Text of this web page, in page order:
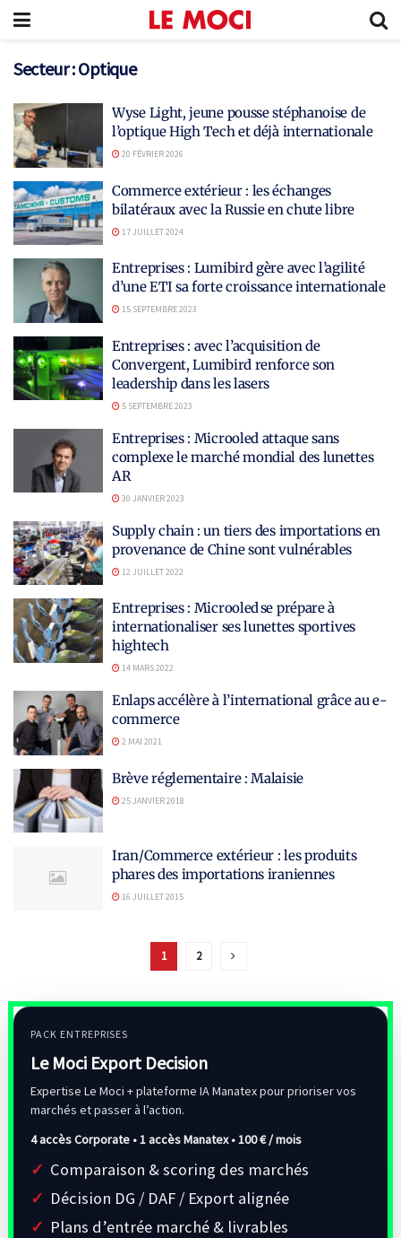
Secteur :Optique
Wyse Light, jeune pousse stéphanoise de
l’optique High Tech et déjà internationale
20 FÉVRIER 2026
Commerce extérieur : les échanges
bilatéraux avec la Russie en chute libre
17 JUILLET 2024
Entreprises : Lumibird gère avec l’agilité
d’une ETI sa forte croissance internationale
15 SEPTEMBRE 2023
Entreprises : avec l’acquisition de
Convergent, Lumibird renforce son
leadership dans les lasers
5 SEPTEMBRE 2023
Entreprises : Microoled attaque sans
complexe le marché mondial des lunettes
AR
30 JANVIER 2023
Supply chain : un tiers des importations en
provenance de Chine sont vulnérables
12 JUILLET 2022
Entreprises : Microoled se prépare à
internationaliser ses lunettes sportives
hightech
14 MARS 2022
Enlaps accélère à l’international grâce au e-
commerce
2 MAI 2021
Brève réglementaire : Malaisie
25 JANVIER 2018
Iran/Commerce extérieur : les produits
phares des importations iraniennes
16 JUILLET 2015
1 2
PACK ENTREPRISES
Le Moci Export Decision
Expertise Le Moci + plateforme IA Manatex pour prioriser vos
marchés et passer à l’action.
4 accès Corporate • 1 accès Manatex •100 € / mois
Comparaison & scoring des marchés
Décision DG / DAF / Export alignée
Plans d’entrée marché & livrables